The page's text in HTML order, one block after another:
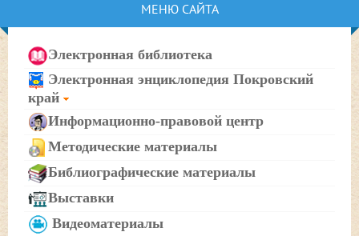
МЕНЮ САЙТА
Электронная библиотека
Электронная энциклопедия Покровский
край
Информационно-правовой центр
Методические материалы
Библиографические материалы
Выставки
Видеоматериалы